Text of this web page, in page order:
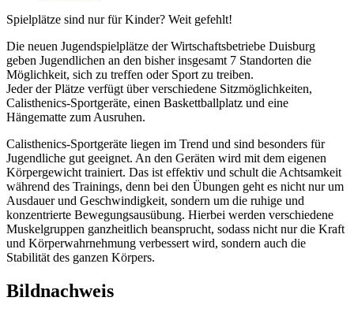
Spielplätze sind nur für Kinder? Weit gefehlt!
Die neuen Jugendspielplätze der Wirtschaftsbetriebe Duisburg
geben Jugendlichen an den bisher insgesamt 7 Standorten die
Möglichkeit, sich zu treffen oder Sport zu treiben.
Jeder der Plätze verfügt über verschiedene Sitzmöglichkeiten,
Calisthenics-Sportgeräte, einen Baskettballplatz und eine
Hängematte zum Ausruhen.
Calisthenics-Sportgeräte liegen im Trend und sind besonders für
Jugendliche gut geeignet. An den Geräten wird mit dem eigenen
Körpergewicht trainiert. Das ist effektiv und schult die Achtsamkeit
während des Trainings, denn bei den Übungen geht es nicht nur um
Ausdauer und Geschwindigkeit, sondern um die ruhige und
konzentrierte Bewegungsausübung. Hierbei werden verschiedene
Muskelgruppen ganzheitlich beansprucht, sodass nicht nur die Kraft
und Körperwahrnehmung verbessert wird, sondern auch die
Stabilität des ganzen Körpers.
Bildnachweis